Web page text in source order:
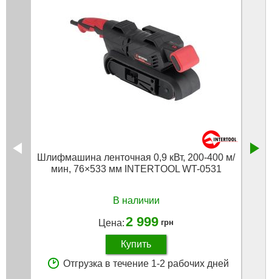
Шлифмашина ленточная 0,9 кВт, 200-400 м/
мин, 76×533 мм INTERTOOL WT-0531
В наличии
Цена:2 999 грн
Купить
Отгрузка в течение 1-2 рабочих дней